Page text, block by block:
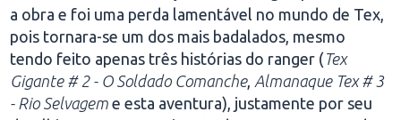
a obra e foi uma perda lamentável no mundo de Tex,
pois tornara-se um dos mais badalados, mesmo
tendo feito apenas três histórias do ranger (Tex
Gigante # 2 - O Soldado Comanche, Almanaque Tex # 3
- Rio Selvagem e esta aventura), justamente por seu